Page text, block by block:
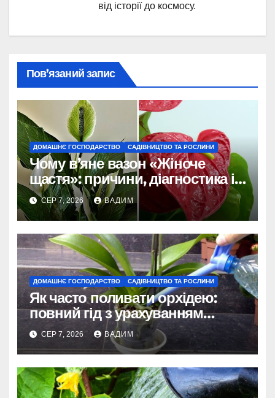
від історії до космосу.
Пов’язаний запис
ДОМАШНЄ ГОСПОДАРСТВО САДІВНИЦТВО ТА РОСЛИНИ
Чому в’яне вазон «Жіноче
щастя»: причини, діагностика і
порятунок рослини
СЕР 7, 2026 ВАДИМ
ДОМАШНЄ ГОСПОДАРСТВО САДІВНИЦТВО ТА РОСЛИНИ
Як часто поливати орхідею:
повний гід з урахуванням
сезону та виду
СЕР 7, 2026 ВАДИМ